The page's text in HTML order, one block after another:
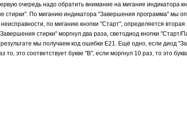
очередь надо обратить внимание на мигание индикатора
стирки". По миганию индикатора "Завершения программа" мы
по миганию кнопки "Старт", определяется
стирки" моргнул два раза, светодиод кнопки "Старт/
мы получаем код ошибки Е21. Ещё одно, если диод
то, это соответствует букве "В", если моргнул 10 раз, то это